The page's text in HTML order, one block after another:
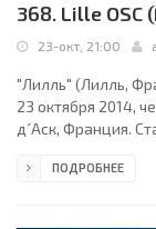
368. Lille OSC
23-окт, 21:00
"Лилль" (Лилль,
23 октября 2014,
д´Аск, Франция.
(Португалия),
ПОДРОБНЕЕ